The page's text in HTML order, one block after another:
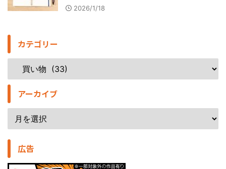
2026/1/18
カテゴリー
アーカイブ
広告